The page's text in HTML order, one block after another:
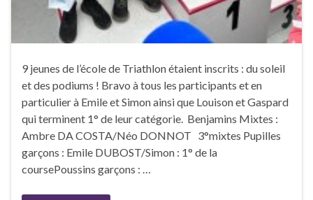
9 jeunes de l’école de Triathlon étaient inscrits : du soleil
et des podiums ! Bravo à tous les participants et en
particulier à Emile et Simon ainsi que Louison et Gaspard
qui terminent 1° de leur catégorie. Benjamins Mixtes :
Ambre DA COSTA/Néo DONNOT 3°mixtes Pupilles
garçons : Emile DUBOST/Simon : 1° de la
coursePoussins garçons : …